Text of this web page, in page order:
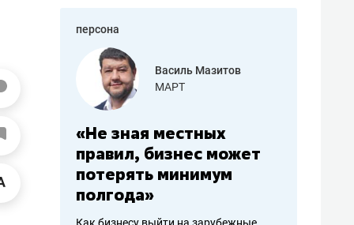
персона
работа
Василь Мазитов
МАРТ
«Не зная местных
правил, бизнес может
потерять минимум
полгода»